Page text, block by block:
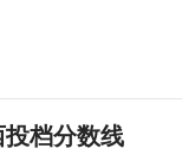
档分数线